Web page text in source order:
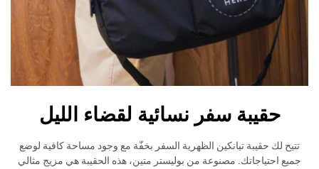
سفر نسائية لقضاء الليل
تيانكين الظهرية السفر بخفّة مع وجود مساحة كافية لوضع
مصنوعة من بوليستر متين، هذه الحقيبة هي مزيج مثالي